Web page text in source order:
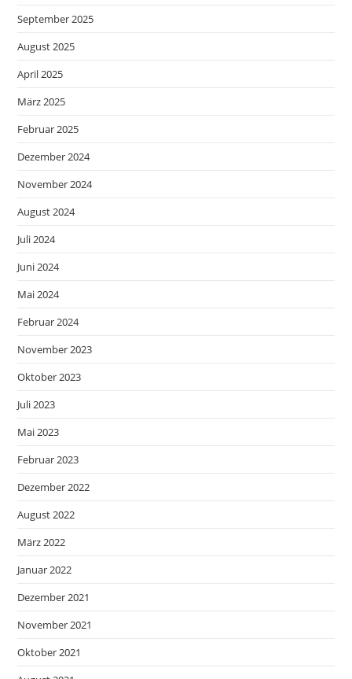
September 2025
August 2025
April 2025
März 2025
Februar 2025
Dezember 2024
November 2024
August 2024
Juli 2024
Juni 2024
Mai 2024
Februar 2024
November 2023
Oktober 2023
Juli 2023
Mai 2023
Februar 2023
Dezember 2022
August 2022
März 2022
Januar 2022
Dezember 2021
November 2021
Oktober 2021